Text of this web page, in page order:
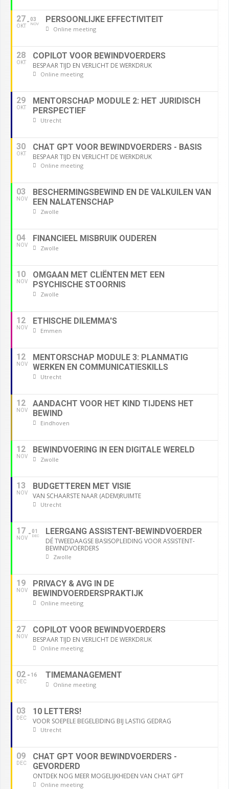
27
OKT
03
NOV PERSOONLIJKE EFFECTIVITEIT
Online meeting
28
OKT
COPILOT VOOR BEWINDVOERDERS
BESPAAR TIJD EN VERLICHT DE WERKDRUK
Online meeting
29
OKT
MENTORSCHAP MODULE 2: HET JURIDISCH
PERSPECTIEF
Utrecht
30
OKT
CHAT GPT VOOR BEWINDVOERDERS - BASIS
BESPAAR TIJD EN VERLICHT DE WERKDRUK
Online meeting
03
NOV
BESCHERMINGSBEWIND EN DE VALKUILEN VAN
EEN NALATENSCHAP
Zwolle
04
NOV
FINANCIEEL MISBRUIK OUDEREN
Zwolle
10
NOV
OMGAAN MET CLIËNTEN MET EEN
PSYCHISCHE STOORNIS
Zwolle
12
NOV
ETHISCHE DILEMMA'S
Emmen
12
NOV
MENTORSCHAP MODULE 3: PLANMATIG
WERKEN EN COMMUNICATIESKILLS
Utrecht
12
NOV
AANDACHT VOOR HET KIND TIJDENS HET
BEWIND
Eindhoven
12
NOV
BEWINDVOERING IN EEN DIGITALE WERELD
Zwolle
13
NOV
BUDGETTEREN MET VISIE
VAN SCHAARSTE NAAR (ADEM)RUIMTE
Utrecht
17
NOV
01
DEC LEERGANG ASSISTENT-BEWINDVOERDER
DÉ TWEEDAAGSE BASISOPLEIDING VOOR ASSISTENT-
BEWINDVOERDERS
Zwolle
19
NOV
PRIVACY & AVG IN DE
BEWINDVOERDERSPRAKTIJK
Online meeting
27
NOV
COPILOT VOOR BEWINDVOERDERS
BESPAAR TIJD EN VERLICHT DE WERKDRUK
Online meeting
02
DEC
16 TIMEMANAGEMENT
Online meeting
03
DEC
10 LETTERS!
VOOR SOEPELE BEGELEIDING BIJ LASTIG GEDRAG
Utrecht
09
DEC
CHAT GPT VOOR BEWINDVOERDERS -
GEVORDERD
ONTDEK NOG MEER MOGELIJKHEDEN VAN CHAT GPT
Online meeting